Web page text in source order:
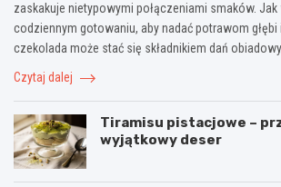
zaskakuje nietypowymi połączeniami smaków.
codziennym gotowaniu, aby nadać potrawom głębi
czekolada może stać się składnikiem dań
Czytaj dalej
Tiramisu pistacjowe –
wyjątkowy deser